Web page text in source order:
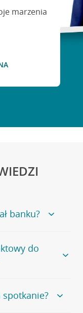
marzenia
banku?
na
się
do
numeru
spotkanie?